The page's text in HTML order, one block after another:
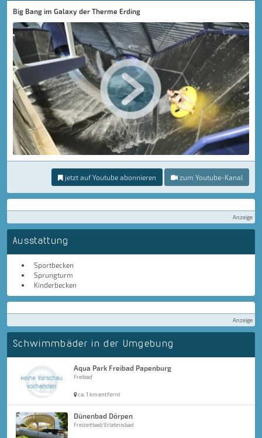
Big Bang im Galaxy der Therme Erding
jetzt auf Youtube abonnieren zum Youtube-Kanal
Anzeige
Ausstattung
Sportbecken
Sprungturm
Kinderbecken
Anzeige
Schwimmbäder in der Umgebung
Aqua Park Freibad Papenburg
Freibad
ca. 1 km entfernt
Dünenbad Dörpen
Freizeitbad/Erlebnisbad